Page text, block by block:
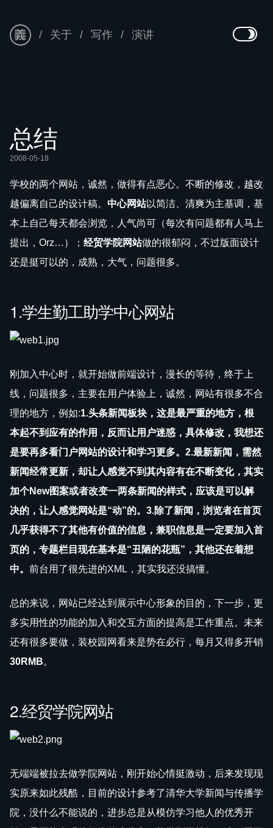
关于 写作 演讲
总结
2008-05-18
学校的两个网站，诚然，做得有点恶心。不断的修改，越改
越偏离自己的设计稿。 中心网站以简洁、清爽为主基调，基
本上自己每天都会浏览，人气尚可（每次有问题都有人马上
提出，Orz…）； 经贸学院网站做的很郁闷，不过版面设计
还是挺可以的，成熟，大气，问题很多。
1.学生勤工助学中心网站
刚加入中心时，就开始做前端设计，漫长的等待，终于上
线，问题很多，主要在用户体验上，诚然，网站有很多不合
理的地方，例如:1.头条新闻板块，这是最严重的地方，根
本起不到应有的作用，反而让用户迷惑，具体修改，我想还
是要再多看门户网站的设计和学习更多。2.最新新闻，需然
新闻经常更新，却让人感觉不到其内容有在不断变化，其实
加个New图案或者改变一两条新闻的样式，应该是可以解
决的，让人感觉网站是“动”的。3.除了新闻，浏览者在首页
几乎获得不了其他有价值的信息，兼职信息是一定要加入首
页的，专题栏目现在基本是“丑陋的花瓶”，其他还在着想
中。 前台用了很先进的XML，其实我还没搞懂。
总的来说，网站已经达到展示中心形象的目的，下一步，更
多实用性的功能的加入和交互方面的提高是工作重点。未来
还有很多要做，装校园网看来是势在必行，每月又得多开销
30RMB。
2.经贸学院网站
无端端被拉去做学院网站，刚开始心情挺激动，后来发现现
实原来如此残酷，目前的设计参考了清华大学新闻与传播学
院 ，没什么不能说的，进步总是从模仿学习他人的优秀开